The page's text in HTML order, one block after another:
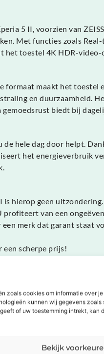
zoals cookies om informatie over
kunnen wij gegevens zoals
of uw toestemming intrekt, kan
Bekijk
5 II, voorzien van
Met functies zoals
het toestel 4K HDR-
maakt het
en duurzaamheid.
biedt bij
hele dag door helpt.
het energieverbruik
hierop geen
van een
een merk dat garant staat
een scherpe prijs!
klanten